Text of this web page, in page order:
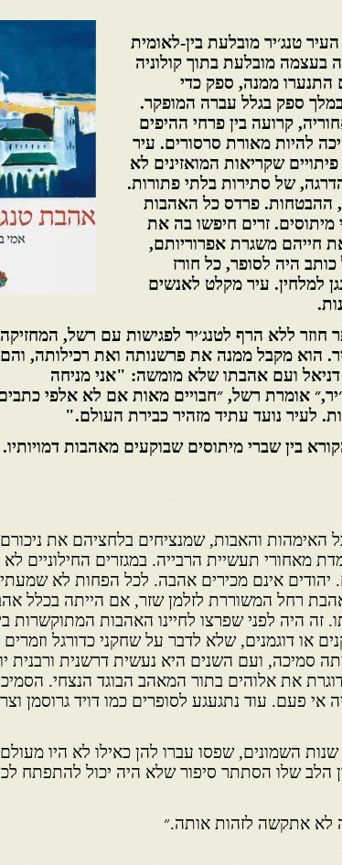
טנג׳יר מובלעת בין-לאומית
בעצמה מובלעת בתוך קולוניה
התנערו ממנה, ספק כדי
ספק בגלל עברה המופקר.
קרועה בין פרחי ההיפים
להיות מאורת סרסורים. עיר
שקריאות המואזינים לא
של סתירות בלתי פתורות.
ההבטחות. פרדס כל האהבות
זרים חיפשו בה את
חייהם משגרת אפרוריותם,
היה לסופר, כל חורז
למלחין. עיר מקלט לאנשים
חוזר ללא הרף לטנג׳יר לפגישות עם רשל,
הוא מקבל ממנה את פרשנותה ואת רכילותה, והם
ועם אהבתו שלא מומשה: "אני מניחה
אומרת רשל, ״חבויים מאות אם לא אלפי
לעיר נועד עתיד מזהיר כבירת העולם."
בין שברי מיתוסים שבוקעים מאהבות דמויותיו.
והאבות, שמנציחים בלחציהם את ניכורם
מאחורי תעשיית הרבייה. במגזרים החילוניים לא
יהודים אינם מכירים אהבה. לכל הפחות לא
רחל המשוררת לזלמן שזר, אם הייתה בכלל
זה היה לפני שפרצו לחיינו האהבות המתוקשרות
או דוגמנים, שלא לדבר על שחקני כדורגל וזמרים
סמיכה, ועם השנים היא נעשית דרשנית ורבנית
את אלוהים בתור המאהב הבוגד הנצחי.
אי פעם. עוד נתגעגע לסופרים כמו דויד גרוסמן
השמונים, שפסו עברו להן כאילו לא היו
הלב שלו הסתתר סיפור שלא היה יכול להתפתח
לא אתקשה לזהות אותה.״